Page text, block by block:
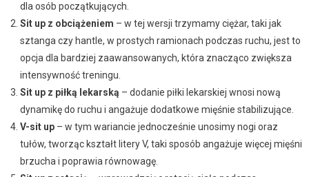
dla osób początkujących.
Sit up z obciążeniem – w tej wersji trzymamy ciężar, taki jak
sztanga czy hantle, w prostych ramionach podczas ruchu, jest to
opcja dla bardziej zaawansowanych, która znacząco zwiększa
intensywność treningu.
Sit up z piłką lekarską – dodanie piłki lekarskiej wnosi nową
dynamikę do ruchu i angażuje dodatkowe mięśnie stabilizujące.
V-sit up– w tym wariancie jednocześnie unosimy nogi oraz
tułów, tworząc kształt litery V, taki sposób angażuje więcej mięśni
brzucha i poprawia równowagę.